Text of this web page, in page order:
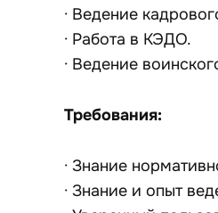
· Ведение
· Работа в КЭДО.
· Ведение
Требования:
· Знание
· Знание и опыт